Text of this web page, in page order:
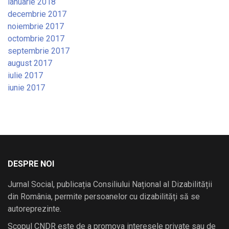
decembrie 2017
noiembrie 2017
octombrie 2017
septembrie 2017
august 2017
iulie 2017
iunie 2017
DESPRE NOI
Jurnal Social, publicația Consiliului Național al Dizabilității
din România, permite persoanelor cu dizabilități să se
autoreprezinte.
Scopul CNDR este de a promova interesele private sau de